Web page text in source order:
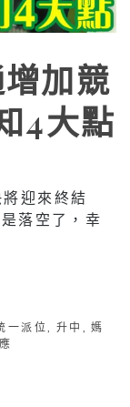
加競
4大點
迎來終結
落空了，幸
一派位 升中 ,媽